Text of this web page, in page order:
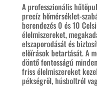
A professzionális
precíz hőmérséklet-
berendezés 0 és 10
élelmiszereket,
elszaporodását és
előírások betartását. A
döntő fontosságú
friss élelmiszereket
pékségről, húsboltról